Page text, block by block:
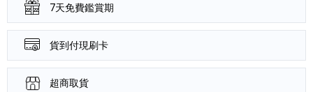
7天免費鑑賞期
貨到付現刷卡
超商取貨